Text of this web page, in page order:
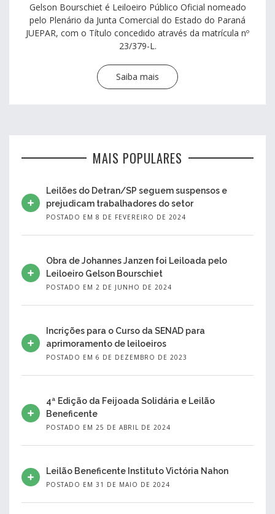
Gelson Bourschiet é Leiloeiro Público Oficial nomeado
pelo Plenário da Junta Comercial do Estado do Paraná
JUEPAR, com o Título concedido através da matrícula nº
23/379-L.
Saiba mais
MAIS POPULARES
Leilões do Detran/SP seguem suspensos e
prejudicam trabalhadores do setor
POSTADO EM 8 DE FEVEREIRO DE 2024
Obra de Johannes Janzen foi Leiloada pelo
Leiloeiro Gelson Bourschiet
POSTADO EM 2 DE JUNHO DE 2024
Incrições para o Curso da SENAD para
aprimoramento de leiloeiros
POSTADO EM 6 DE DEZEMBRO DE 2023
4ª Edição da Feijoada Solidária e Leilão
Beneficente
POSTADO EM 25 DE ABRIL DE 2024
Leilão Beneficente Instituto Victória Nahon
POSTADO EM 31 DE MAIO DE 2024